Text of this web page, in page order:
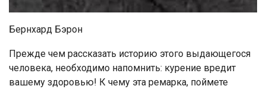
Бернхард Бэрон
Прежде чем рассказать историю этого выдающегося
человека, необходимо напомнить: курение вредит
вашему здоровью! К чему эта ремарка, поймете